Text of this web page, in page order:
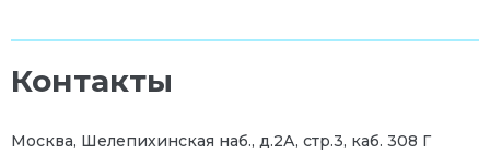
Контакты
Москва, Шелепихинская наб., д.2А, стр.3, каб. 308 Г